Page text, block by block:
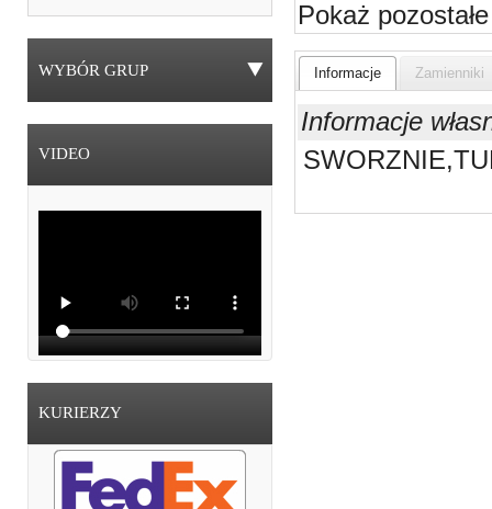
WYBÓR GRUP
VIDEO
KURIERZY
Pokaż pozostałe
Informacje Zamienniki
Informacje